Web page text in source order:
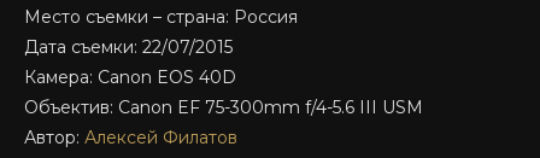
Место съемки – страна: Россия
Дата съемки: 22/07/2015
Камера: Canon EOS 40D
Объектив: Canon EF 75-300mm f/4-5.6 III USM
Автор: Алексей Филатов